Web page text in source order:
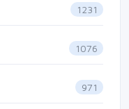
1231
1076
971